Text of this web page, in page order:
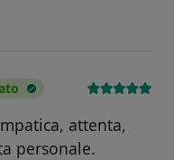
attenta,
personale.